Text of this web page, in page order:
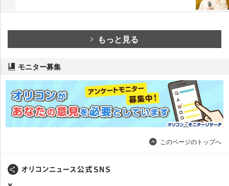
もっと見る
モニター募集
このページのトップへ